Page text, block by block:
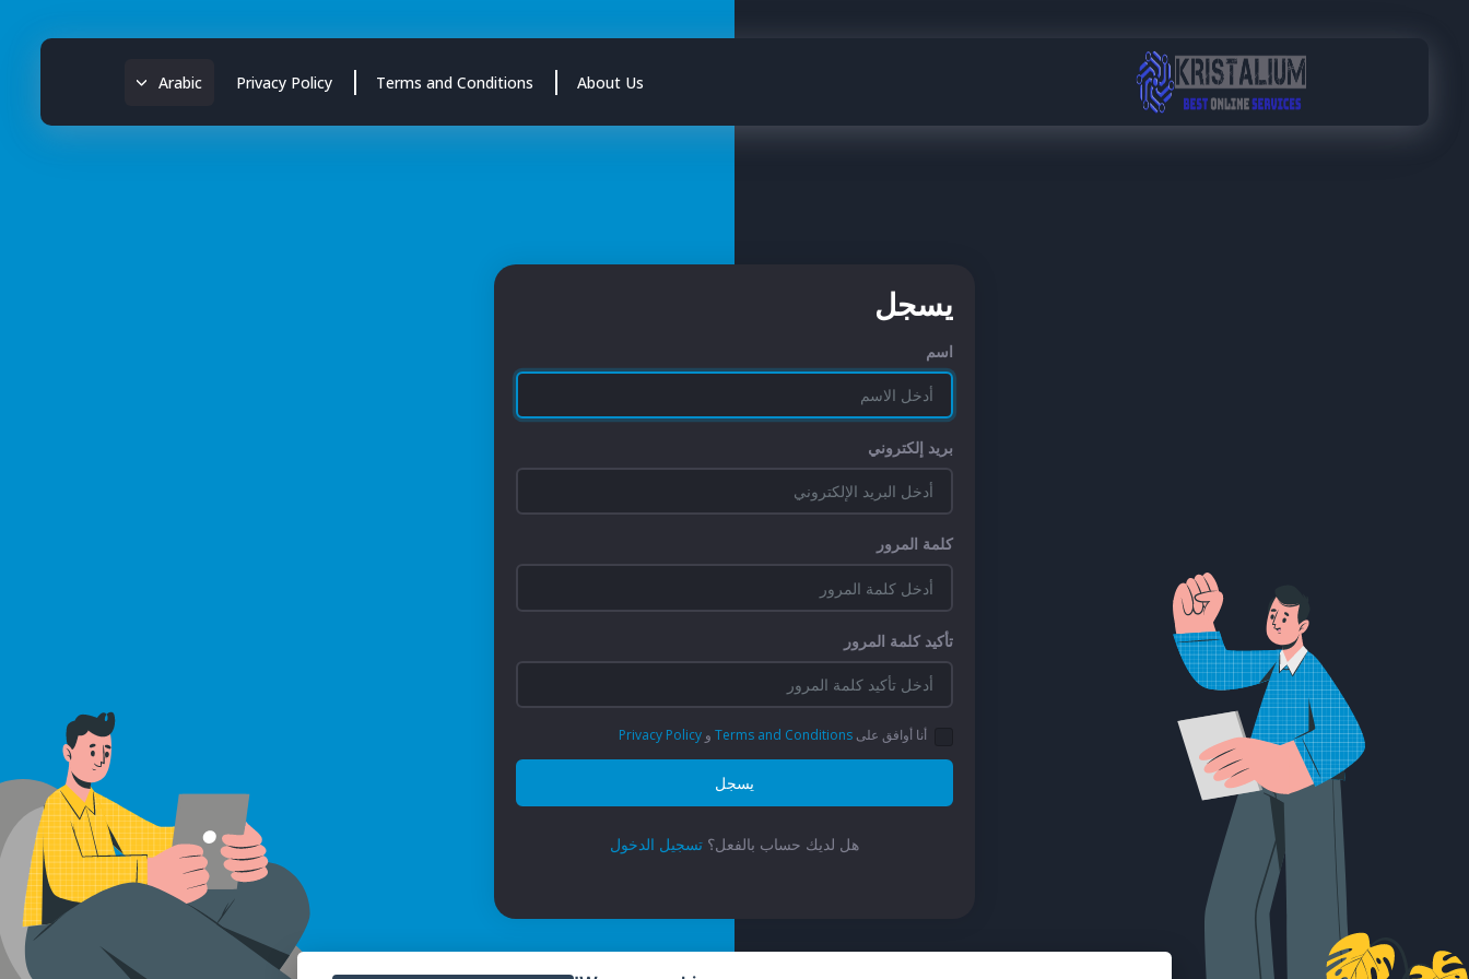
About Us
Terms and Conditions
Privacy Policy
Arabic
يسجل
اسم
بريد إلكتروني
كلمة المرور
تأكيد كلمة المرور
أنا أوافق علىTerms and Conditions وPrivacy Policy
يسجل
هل لديك حساب بالفعل؟ تسجيل الدخول